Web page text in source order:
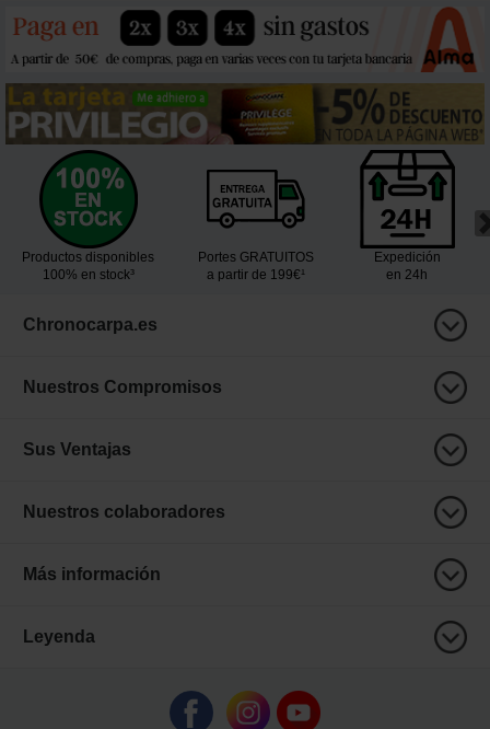
Productos disponibles
100% en stock³
Portes GRATUITOS
a partir de 199€¹
Expedición
en 24h
Chronocarpa.es
Nuestros Compromisos
Sus Ventajas
Nuestros colaboradores
Más información
Leyenda